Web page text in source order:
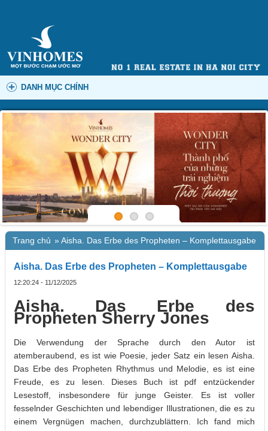
DANH MỤC CHÍNH
Trang chủ »Aisha. Das Erbe des Propheten – Komplettausgabe
Aisha. Das Erbe des Propheten – Komplettausgabe
12:20:24 - 11/12/2025
Aisha. Das Erbe des
Propheten Sherry Jones
Die Verwendung der Sprache durch den Autor ist
atemberaubend, es ist wie Poesie, jeder Satz ein lesen Aisha.
Das Erbe des Propheten Rhythmus und Melodie, es ist eine
Freude, es zu lesen. Dieses Buch ist pdf entzückender
Lesestoff, insbesondere für junge Geister. Es ist voller
fesselnder Geschichten und lebendiger Illustrationen, die es zu
einem Vergnügen machen, durchzublättern. Ich fand mich